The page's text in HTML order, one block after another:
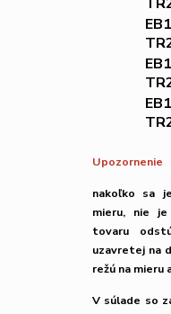
Upozornenie
nakoľko sa
mieru, nie je
tovaru
uzavretej na
režú na mieru
V súlade so